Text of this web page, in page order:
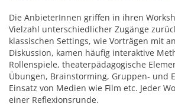
Die AnbieterInnen griffen in ihren
Vielzahl unterschiedlicher Zugänge
klassischen Settings, wie Vorträgen mit
Diskussion, kamen häufig interaktive
Rollenspiele, theaterpädagogische
Übungen, Brainstorming, Gruppen- und
Einsatz von Medien wie Film etc. Jeder
einer Reflexionsrunde.